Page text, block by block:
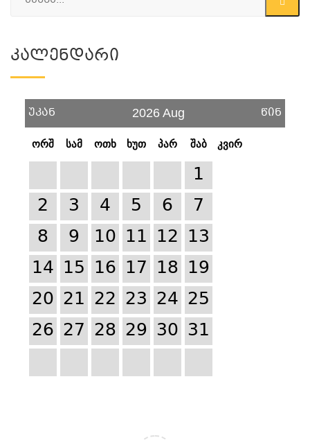
Კალენდარი
უკან 2026 Aug წინ
ორშ სამ ოთხ ხუთ პარ შაბ კვირ
1
2
3 4 5 6
7
8
9 10 11 12 13
14 15 16 17 18 19
20 21 22 23 24 25
26 27 28 29 30 31